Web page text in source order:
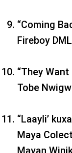
“Coming
Fireboy DML
“They
Tobe
“Laayli’
Maya
Mayan